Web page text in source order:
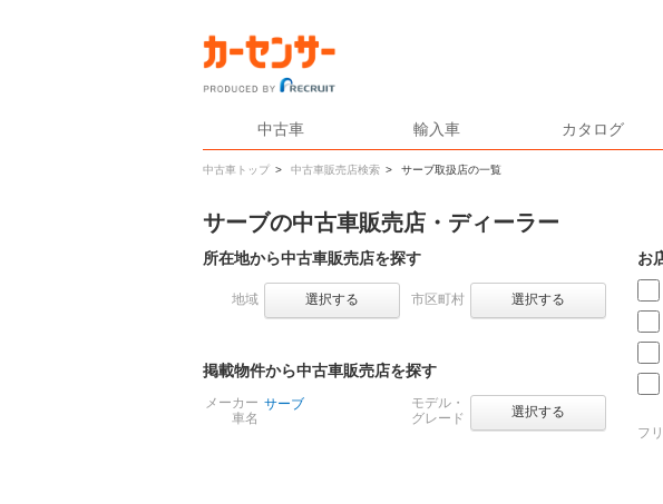
中古車 輸入車 カタログ
中古車トップ > 中古車販売店検索 > サーブ取扱店の一覧
サーブの中古車販売店・ディーラー
所在地から中古車販売店を探す
地域 選択する 市区町村 選択する
掲載物件から中古車販売店を探す
メーカー
車名
サーブ
モデル・
グレード
選択する
お
フ